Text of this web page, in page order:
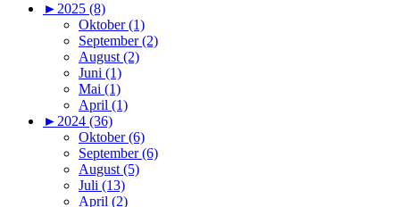
► 2025 (8)
Oktober (1)
September (2)
August (2)
Juni (1)
Mai (1)
April (1)
► 2024 (36)
Oktober (6)
September (6)
August (5)
Juli (13)
April (2)